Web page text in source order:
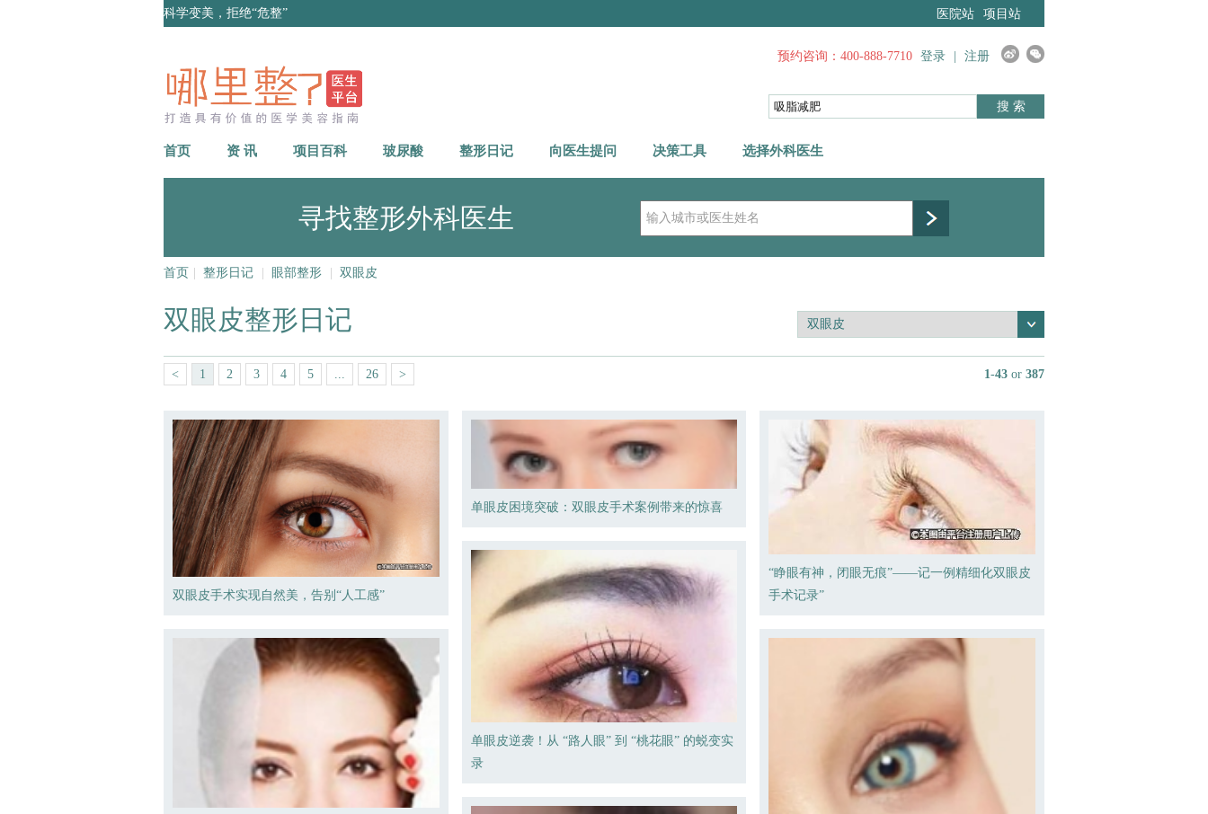
科学变美，拒绝“危整” 医院站 项目站
预约咨询：400-888-7710 登录 注册
搜 索
首页 资 讯 项目百科 玻尿酸 整形日记 向医生提问 决策工具 选择外科医生
寻找整形外科医生
首页 | 整形日记 | 眼部整形 | 双眼皮
双眼皮整形日记
< 1 2 3 4 5 ... 26 > 1-43 or 387
双眼皮手术实现自然美，告别“人工感”
单眼皮困境突破：双眼皮手术案例带来的惊喜
单眼皮逆袭！从 “路人眼” 到 “桃花眼” 的蜕变实
录
“睁眼有神，闭眼无痕”——记一例精细化双眼皮
手术记录”